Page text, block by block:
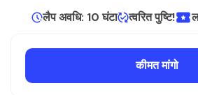
लैप अवधि: 10 घंटा त्वरित पुष्टि!
कीमत मांगो